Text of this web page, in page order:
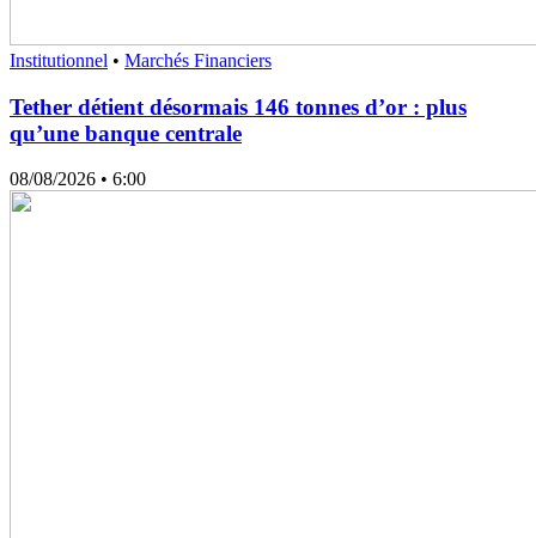
Institutionnel • Marchés Financiers
Tether détient désormais 146 tonnes d’or : plus
qu’une banque centrale
08/08/2026 • 6:00